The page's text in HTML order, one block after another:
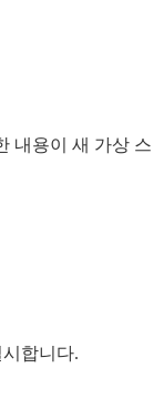
내용이 새 가상 스
합니다.